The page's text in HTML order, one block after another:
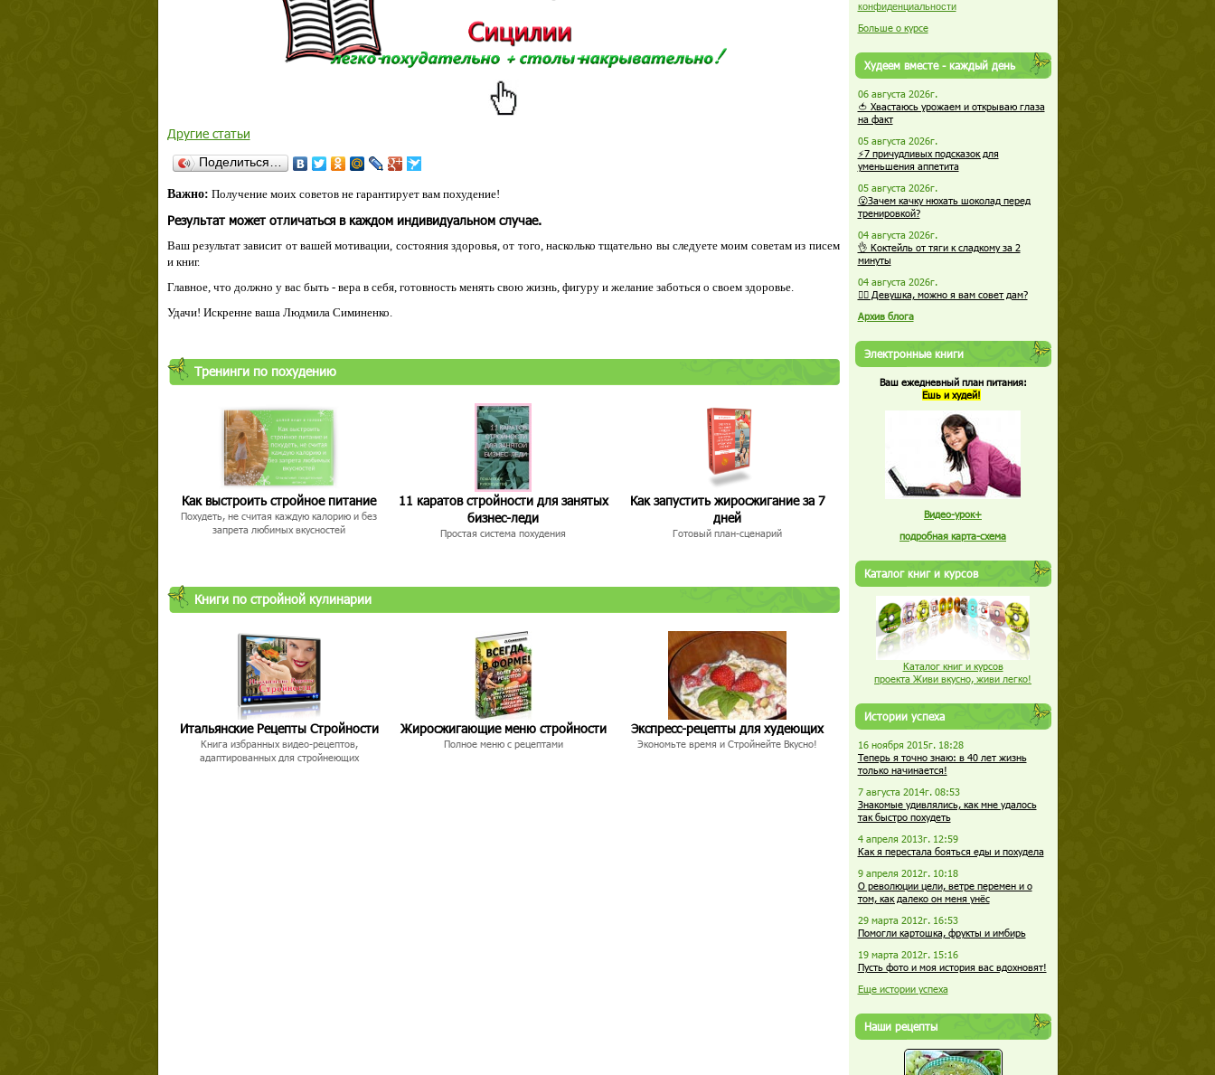
Другие статьи
Поделиться…
Важно: Получение моих советов не гарантирует вам похудение!
Результат может отличаться в каждом индивидуальном случае.
Ваш результат зависит от вашей мотивации, состояния здоровья, от того, насколько тщательно вы следуете моим советам из писем
и книг.
Главное, что должно у вас быть - вера в себя, готовность менять свою жизнь, фигуру и желание заботься о своем здоровье.
Удачи! Искренне ваша Людмила Симиненко.
Тренинги по похудению
Как выстроить стройное питание
Похудеть, не считая каждую калорию и без
запрета любимых вкусностей
11 каратов стройности для занятых
бизнес-леди
Простая система похудения
Как запустить жиросжигание за 7
дней
Готовый план-сценарий
Книги по стройной кулинарии
Итальянские Рецепты Стройности
Книга избранных видео-рецептов,
адаптированных для стройнеющих
Жиросжигающие меню стройности
Полное меню с рецептами
Экспресс-рецепты для худеющих
Экономьте время и Стройнейте Вкусно!
конфиденциальности
Больше о курсе
Худеем вместе - каждый день
06 августа 2026г.
🍅 Хвастаюсь урожаем и открываю глаза
на факт
05 августа 2026г.
⚡7 причудливых подсказок для
уменьшения аппетита
05 августа 2026г.
😮Зачем качку нюхать шоколад перед
тренировкой?
04 августа 2026г.
👌 Коктейль от тяги к сладкому за 2
минуты
04 августа 2026г.
🏋️‍♀️ Девушка, можно я вам совет дам?
Архив блога
Электронные книги
Ваш ежедневный план питания:
Ешь и худей!
Видео-урок+
подробная карта-схема
Каталог книг и курсов
Каталог книг и курсов
проекта Живи вкусно, живи легко!
Истории успеха
16 ноября 2015г. 18:28
Теперь я точно знаю: в 40 лет жизнь
только начинается!
7 августа 2014г. 08:53
Знакомые удивлялись, как мне удалось
так быстро похудеть
4 апреля 2013г. 12:59
Как я перестала бояться еды и похудела
9 апреля 2012г. 10:18
О революции цели, ветре перемен и о
том, как далеко он меня унёс
29 марта 2012г. 16:53
Помогли картошка, фрукты и имбирь
19 марта 2012г. 15:16
Пусть фото и моя история вас вдохновят!
Еще истории успеха
Наши рецепты